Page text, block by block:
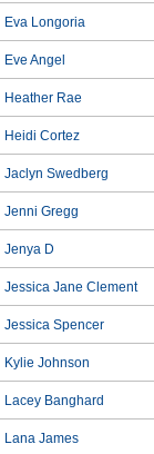
Eva Longoria
Eve Angel
Heather Rae
Heidi Cortez
Jaclyn Swedberg
Jenni Gregg
Jenya D
Jessica Jane Clement
Jessica Spencer
Kylie Johnson
Lacey Banghard
Lana James